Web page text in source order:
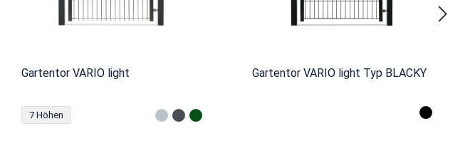
Gartentor VARIO light
7 Höhen
Gartentor VARIO light Typ BLACKY